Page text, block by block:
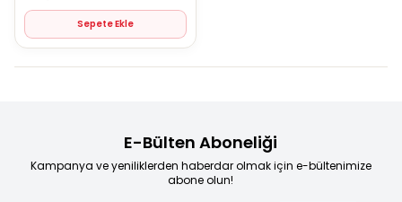
Sepete Ekle
E-Bülten Aboneliği
Kampanya ve yeniliklerden haberdar olmak için e-bültenimize
abone olun!